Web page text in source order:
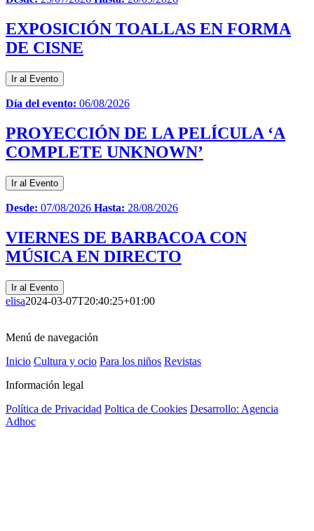
EXPOSICIÓN TOALLAS EN FORMA
DE CISNE
Ir al Evento
Día del evento: 06/08/2026
PROYECCIÓN DE LA PELÍCULA ‘A
COMPLETE UNKNOWN’
Ir al Evento
Desde: 07/08/2026 Hasta: 28/08/2026
VIERNES DE BARBACOA CON
MÚSICA EN DIRECTO
Ir al Evento
elisa2024-03-07T20:40:25+01:00
Menú de navegación
Inicio Cultura y ocio Para los niños Revistas
Información legal
Política de Privacidad Poltica de Cookies Desarrollo: Agencia
Adhoc